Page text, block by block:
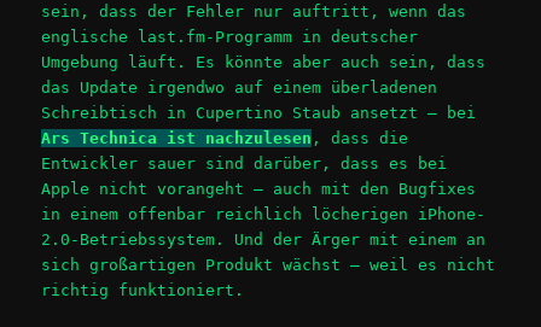
sein, dass der Fehler nur auftritt, wenn das
englische last.fm-Programm in deutscher
Umgebung läuft. Es könnte aber auch sein, dass
das Update irgendwo auf einem überladenen
Schreibtisch in Cupertino Staub ansetzt – bei
Ars Technica ist nachzulesen , dass die
Entwickler sauer sind darüber, dass es bei
Apple nicht vorangeht – auch mit den Bugfixes
in einem offenbar reichlich löcherigen iPhone-
2.0-Betriebssystem. Und der Ärger mit einem an
sich großartigen Produkt wächst – weil es nicht
richtig funktioniert.